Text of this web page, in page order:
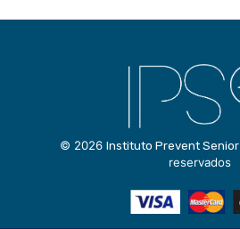
© 2026 Instituto Prevent Senior
reservados